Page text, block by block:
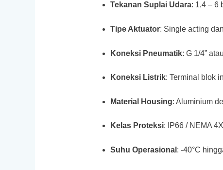
Tekanan Suplai Udara: 1,4 – 6
Tipe Aktuator: Single acting
Koneksi Pneumatik: G 1/4”
Koneksi Listrik: Terminal blok
Material Housing: Aluminium
Kelas Proteksi: IP66 / NEMA
Suhu Operasional : -40°C